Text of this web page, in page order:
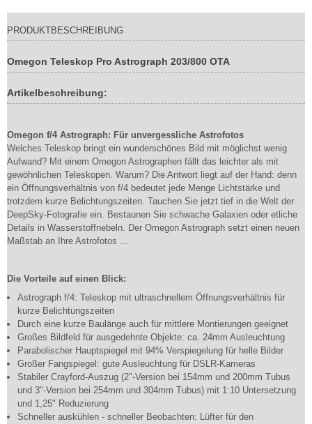
PRODUKTBESCHREIBUNG
Omegon Teleskop Pro Astrograph 203/800 OTA
Artikelbeschreibung:
Omegon f/4 Astrograph: Für unvergessliche Astrofotos
Welches Teleskop bringt ein wunderschönes Bild mit möglichst wenig
Aufwand? Mit einem Omegon Astrographen fällt das leichter als mit
gewöhnlichen Teleskopen. Warum? Die Antwort liegt auf der Hand: denn
ein Öffnungsverhältnis von f/4 bedeutet jede Menge Lichtstärke und
trotzdem kurze Belichtungszeiten. Tauchen Sie jetzt tief in die Welt der
DeepSky-Fotografie ein. Bestaunen Sie schwache Galaxien oder etliche
Details in Wasserstoffnebeln. Der Omegon Astrograph setzt einen neuen
Maßstab an Ihre Astrofotos ...
Die Vorteile auf einen Blick:
Astrograph f/4: Teleskop mit ultraschnellem Öffnungsverhältnis für
kurze Belichtungszeiten
Durch eine kurze Baulänge auch für mittlere Montierungen geeignet
Großes Bildfeld für ausgedehnte Objekte: ca. 24mm Ausleuchtung
Parabolischer Hauptspiegel mit 94% Verspiegelung für helle Bilder
Großer Fangspiegel: gute Ausleuchtung für DSLR-Kameras
Stabiler Crayford-Auszug (2"-Version bei 154mm und 200mm Tubus
und 3"-Version bei 254mm und 304mm Tubus) mit 1:10 Untersetzung
und 1,25" Reduzierung
Schneller auskühlen - schneller Beobachten: Lüfter für den